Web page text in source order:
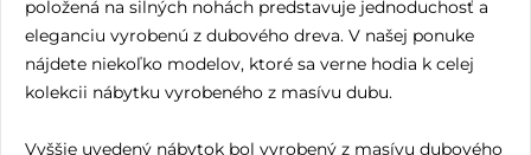
položená na silných nohách predstavuje jednoduchosť a
eleganciu vyrobenú z dubového dreva. V našej ponuke
nájdete niekoľko modelov, ktoré sa verne hodia k celej
kolekcii nábytku vyrobeného z masívu dubu.
Vyššie uvedený nábytok bol vyrobený z masívu dubového